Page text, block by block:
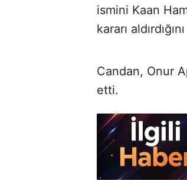
ismini Kaan
kararı
Candan, Onur
etti.